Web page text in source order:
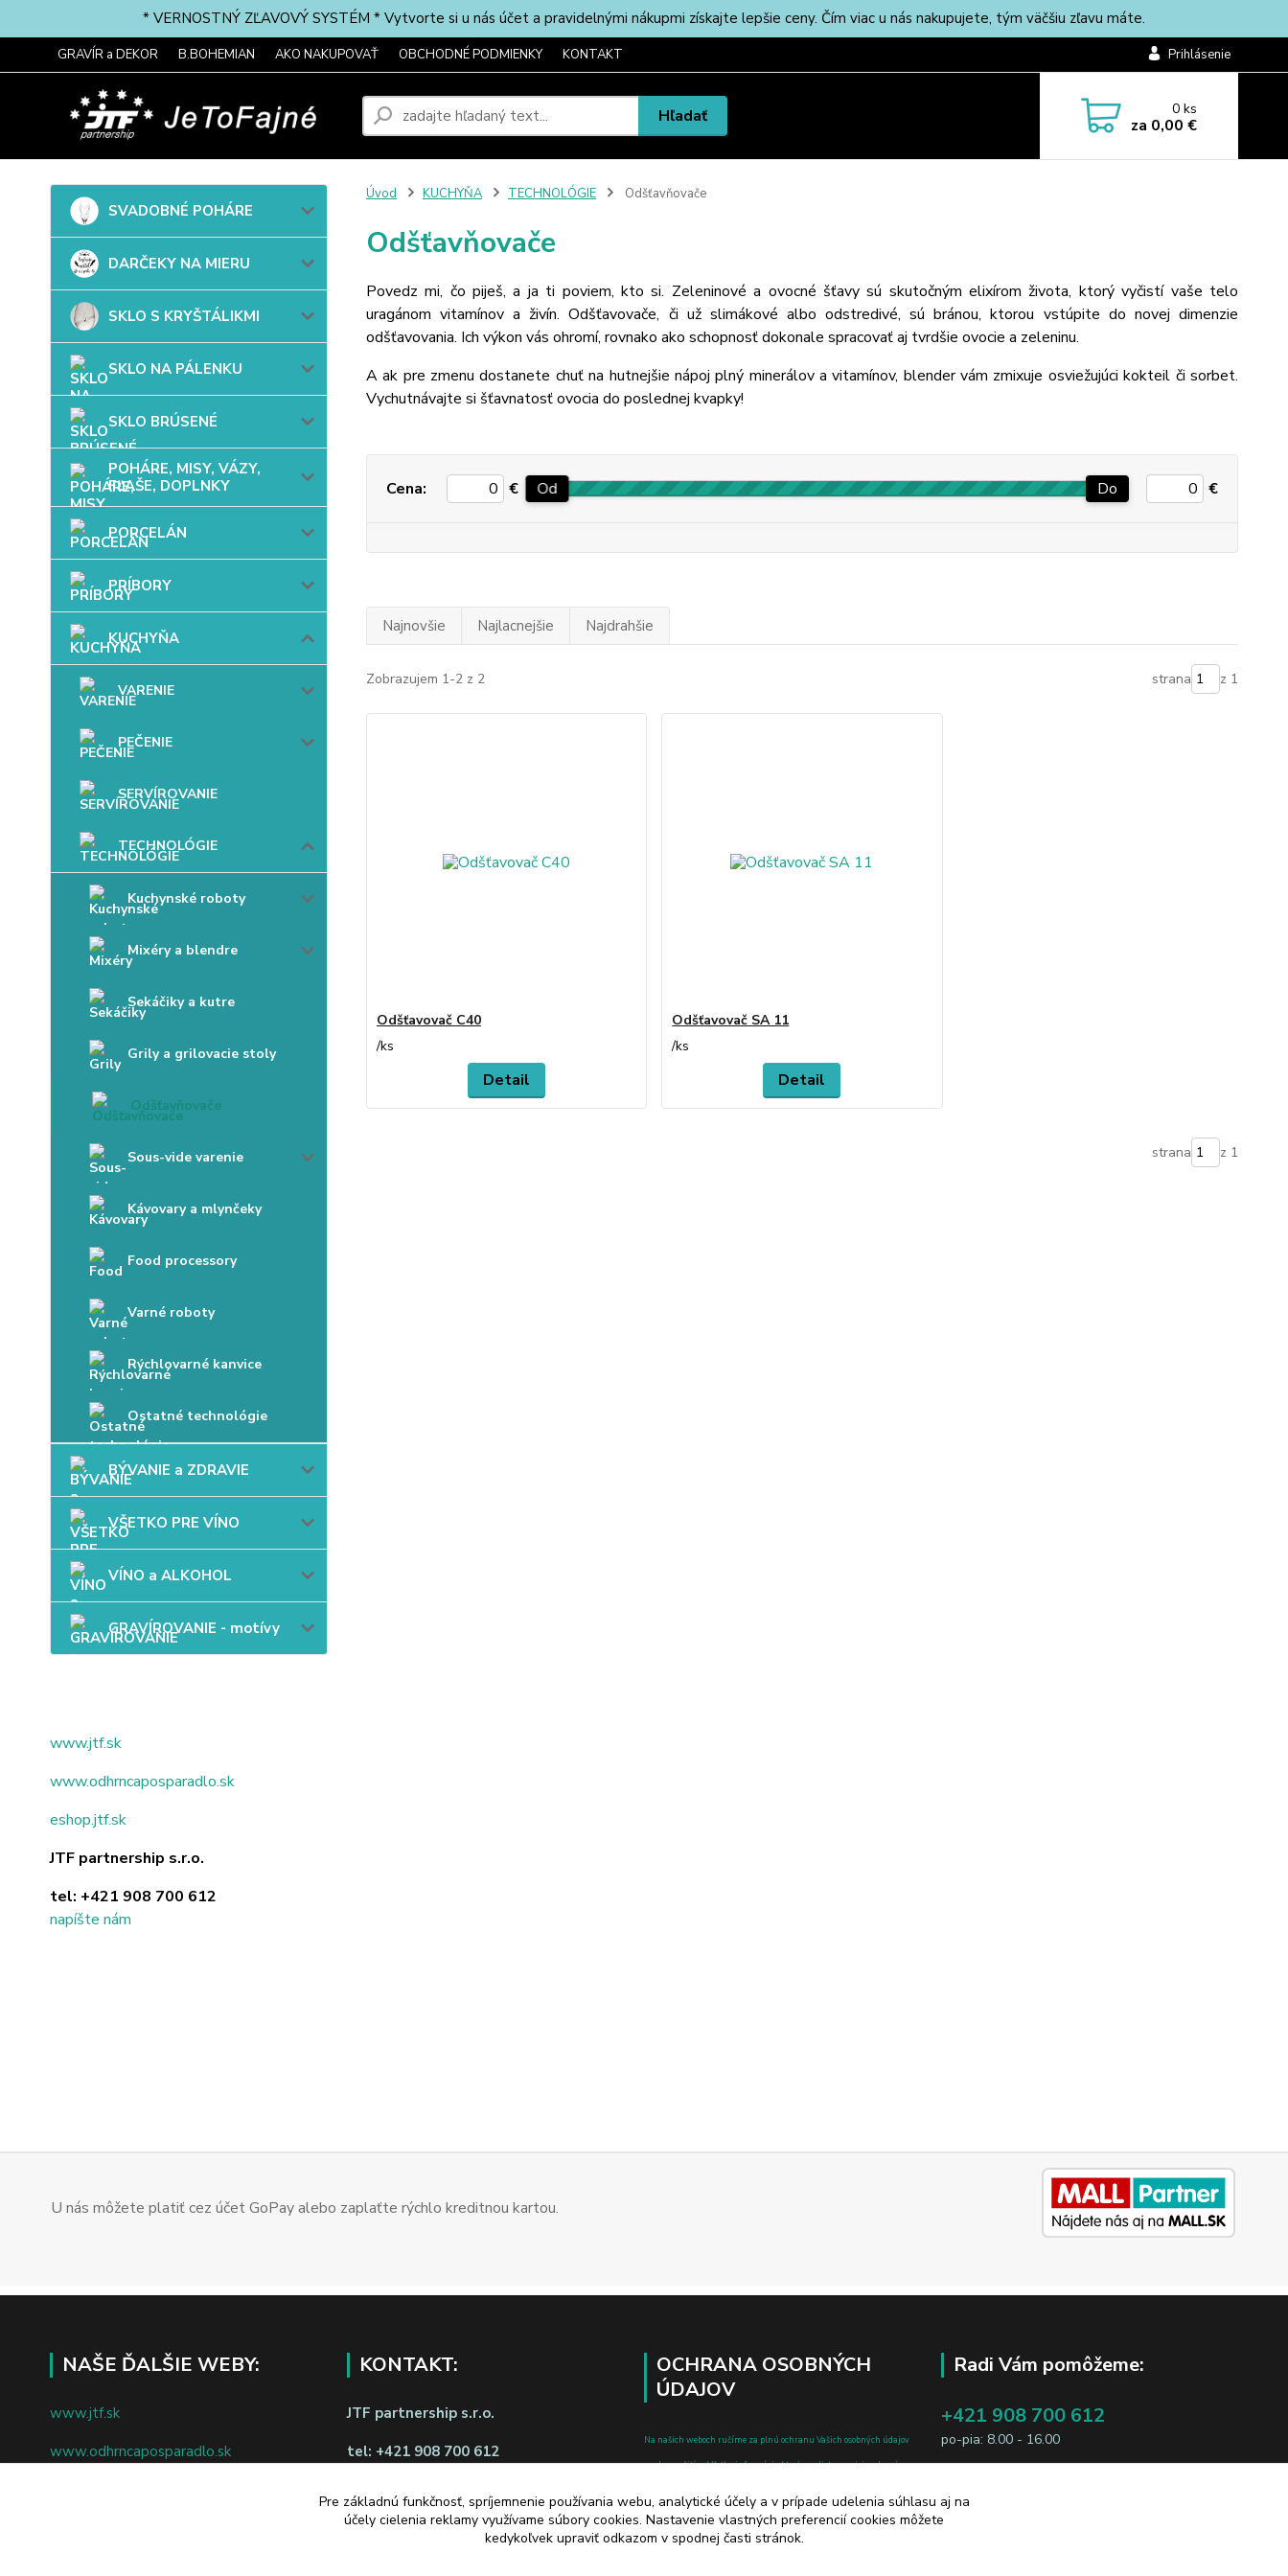
* VERNOSTNÝ ZĽAVOVÝ SYSTÉM * Vytvorte si u nás účet a pravidelnými nákupmi získajte lepšie ceny. Čím viac u nás nakupujete, tým väčšiu zľavu máte.
GRAVÍR a DEKOR B.BOHEMIAN AKO NAKUPOVAŤ OBCHODNÉ PODMIENKY KONTAKT Prihlásenie
Hľadať 0ks
za 0,00 €
SVADOBNÉ POHÁRE
DARČEKY NA MIERU
SKLO S KRYŠTÁLIKMI
SKLO NA PÁLENKU
SKLO BRÚSENÉ
POHÁRE, MISY, VÁZY,
FĽAŠE, DOPLNKY
PORCELÁN
PRÍBORY
KUCHYŇA
VARENIE
PEČENIE
SERVÍROVANIE
TECHNOLÓGIE
Kuchynské roboty
Mixéry a blendre
Sekáčiky a kutre
Grily a grilovacie stoly
Odšťavňovače
Sous-vide varenie
Kávovary a mlynčeky
Food processory
Varné roboty
Rýchlovarné kanvice
Ostatné technológie
BÝVANIE a ZDRAVIE
VŠETKO PRE VÍNO
VÍNO a ALKOHOL
GRAVÍROVANIE - motívy
www.jtf.sk
www.odhrncaposparadlo.sk
eshop.jtf.sk
JTF partnership s.r.o.
tel: +421 908 700 612
napíšte nám
Úvod KUCHYŇA TECHNOLÓGIE Odšťavňovače
Odšťavňovače
Povedz mi, čo piješ, a ja ti poviem, kto si. Zeleninové a ovocné šťavy sú skutočným elixírom života, ktorý vyčistí vaše telo
uragánom vitamínov a živín. Odšťavovače, či už slimákové albo odstredivé, sú bránou, ktorou vstúpite do novej dimenzie
odšťavovania. Ich výkon vás ohromí, rovnako ako schopnosť dokonale spracovať aj tvrdšie ovocie a zeleninu.
A ak pre zmenu dostanete chuť na hutnejšie nápoj plný minerálov a vitamínov, blender vám zmixuje osviežujúci kokteil či sorbet.
Vychutnávajte si šťavnatosť ovocia do poslednej kvapky!
Cena: € Od Do €
Najnovšie Najlacnejšie Najdrahšie
Zobrazujem 1-2 z 2 strana z 1
Odšťavovač C40
/ks
Detail
Odšťavovač SA 11
/ks
Detail
strana z 1
U nás môžete platiť cez účet GoPay alebo zaplaťte rýchlo kreditnou kartou.
NAŠE ĎALŠIE WEBY:
www.jtf.sk
www.odhrncaposparadlo.sk
KONTAKT:
JTF partnership s.r.o.
tel: +421 908 700 612
napíšte nám
Odstúpiť od zmluvy tu
OCHRANA OSOBNÝCH
ÚDAJOV
Na našich weboch ručíme za plnú ochranu Vašich osobných údajov
pred zneužitím. Všetky informácie, ktoré uvediete o svojej osobe, sú
a o zmene a doplnení niektorých zákonov.
Radi Vám pomôžeme:
+421 908 700 612
po-pia: 8.00 - 16.00
Pre základnú funkčnosť, spríjemnenie používania webu, analytické účely a v prípade udelenia súhlasu aj na
účely cielenia reklamy využívame súbory cookies. Nastavenie vlastných preferencií cookies môžete
kedykoľvek upraviť odkazom v spodnej časti stránok.